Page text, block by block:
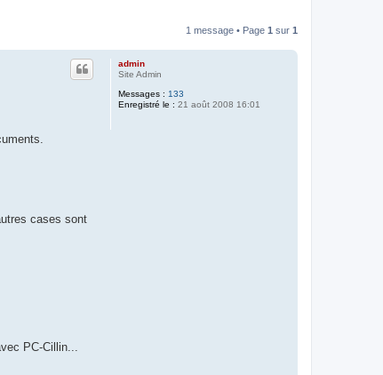
1 message • Page 1 sur 1
admin
Site Admin
Messages : 133
Enregistré le : 21 août 2008 16:01
cases sont
PC-Cillin...